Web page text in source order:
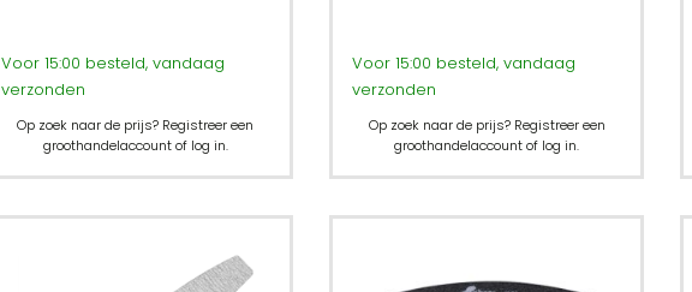
Voor 15:00 besteld, vandaag
verzonden
Op zoek naar de prijs? Registreer een
groothandelaccount of log in.
Voor 15:00 besteld, vandaag
verzonden
Op zoek naar de prijs? Registreer een
groothandelaccount of log in.